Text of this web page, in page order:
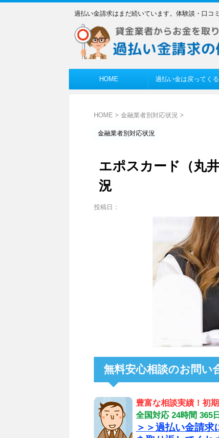
過払い金請求はまだ続いています。体験談・口コ
HOME 過払い金は戻ってくる
HOME > 金融業者別対応状況 >
金融業者別対応状況
エポスカード（丸
況
投稿日：
無料安心相談のお問い
豊富な相談実績！初
全国対応 24時間 365
＞＞過払い金請